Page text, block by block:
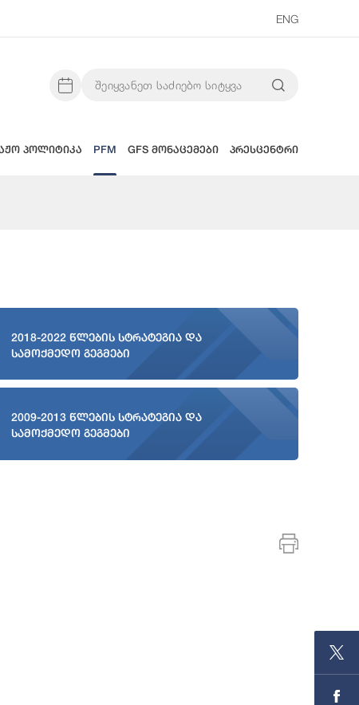
ENG
პოლიტიკა PFM GFS მონაცემები პრესცენტრი
2018-2022 წლების სტრატეგია და
სამოქმედო გეგმები
2009-2013 წლების სტრატეგია და
სამოქმედო გეგმები